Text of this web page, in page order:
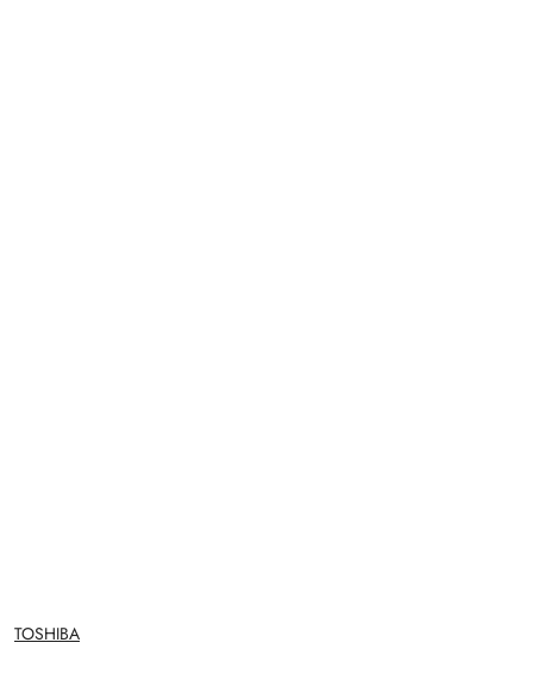
NAZWA
PRODUCENTA:
TOSHIBA